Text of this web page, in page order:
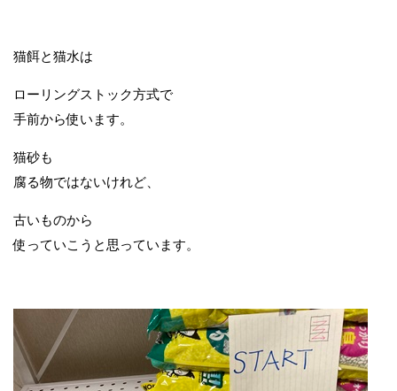
猫餌と猫水は
ローリングストック方式で
手前から使います。
猫砂も
腐る物ではないけれど、
古いものから
使っていこうと思っています。